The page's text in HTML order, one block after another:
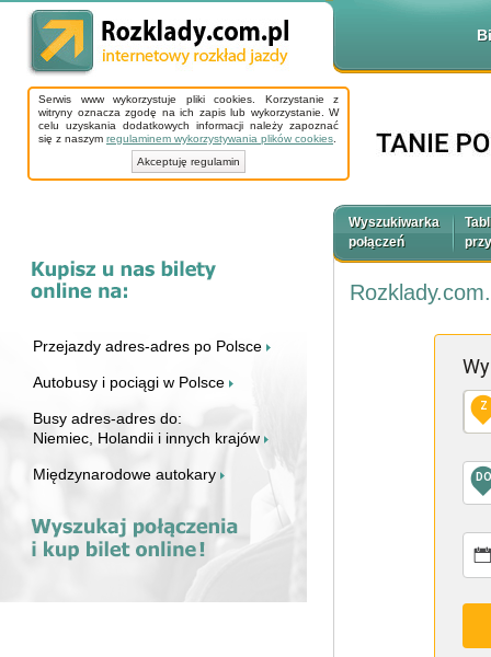
Serwis www wykorzystuje pliki cookies. Korzystanie z
witryny oznacza zgodę na ich zapis lub wykorzystanie. W
celu uzyskania dodatkowych informacji należy zapoznać
się z naszym regulaminem wykorzystywania plików cookies
Akceptuję regulamin
Przejazdy adres-adres po Polsce
Autobusy i pociągi w Polsce
Busy adres-adres do:
Niemiec, Holandii i innych krajów
Międzynarodowe autokary
Wyszukiwarka
połączeń
Z
DO